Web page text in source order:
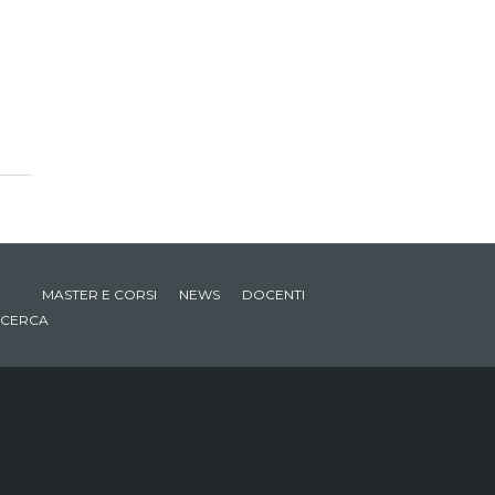
MASTER E CORSI NEWS
DOCENTI
CERCA